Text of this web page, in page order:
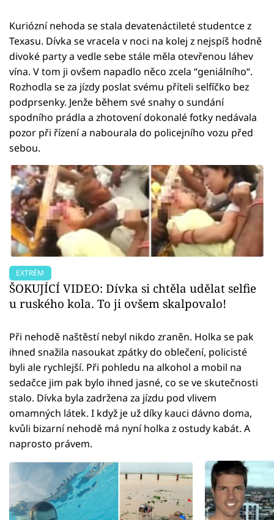
Kuriózní nehoda se stala devatenáctileté studentce z
Texasu. Dívka se vracela v noci na kolej z nejspíš hodně
divoké party a vedle sebe stále měla otevřenou láhev
vína. V tom ji ovšem napadlo něco zcela “geniálního“.
Rozhodla se za jízdy poslat svému příteli selfíčko bez
podprsenky. Jenže během své snahy o sundání
spodního prádla a zhotovení dokonalé fotky nedávala
pozor při řízení a nabourala do policejního vozu před
sebou.
EXTRÉM
ŠOKUJÍCÍ VIDEO: Dívka si chtěla udělat selfie
u ruského kola. To ji ovšem skalpovalo!
Při nehodě naštěstí nebyl nikdo zraněn. Holka se pak
ihned snažila nasoukat zpátky do oblečení, policisté
byli ale rychlejší. Při pohledu na alkohol a mobil na
sedačce jim pak bylo ihned jasné, co se ve skutečnosti
stalo. Dívka byla zadržena za jízdu pod vlivem
omamných látek. I když je už díky kauci dávno doma,
kvůli bizarní nehodě má nyní holka z ostudy kabát. A
naprosto právem.